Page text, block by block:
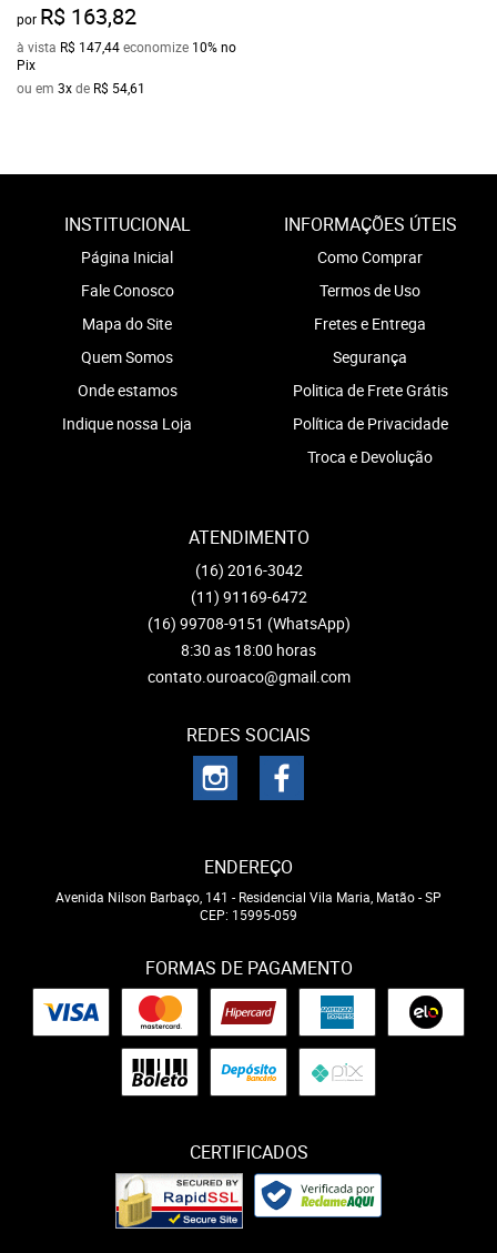
por R$ 163,82
à vista R$ 147,44economize 10%no
Pix
ou em 3xde R$ 54,61
INSTITUCIONAL
Página Inicial
Fale Conosco
Mapa do Site
Quem Somos
Onde estamos
Indique nossa Loja
INFORMAÇÕES ÚTEIS
Como Comprar
Termos de Uso
Fretes e Entrega
Segurança
Politica de Frete Grátis
Política de Privacidade
Troca e Devolução
ATENDIMENTO
(16) 2016-3042
(11) 91169-6472
(16) 99708-9151 (WhatsApp)
8:30 as 18:00 horas
contato.ouroaco@gmail.com
REDES SOCIAIS
ENDEREÇO
Avenida Nilson Barbaço, 141 - Residencial Vila Maria, Matão-SP
CEP: 15995-059
FORMAS DE PAGAMENTO
CERTIFICADOS